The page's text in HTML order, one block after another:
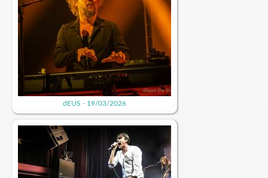
dEUS - 19/03/2026